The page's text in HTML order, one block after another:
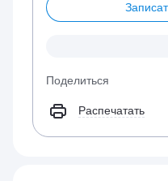
Поделиться
Распечатать